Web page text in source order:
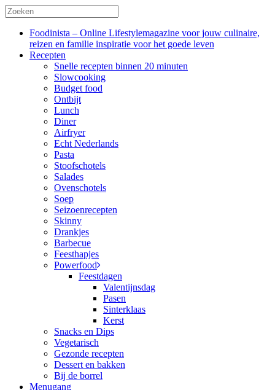
Foodinista – Online Lifestylemagazine voor jouw culinaire,
reizen en familie inspiratie voor het goede leven
Recepten
Snelle recepten binnen 20 minuten
Slowcooking
Budget food
Ontbijt
Lunch
Diner
Airfryer
Echt Nederlands
Pasta
Stoofschotels
Salades
Ovenschotels
Soep
Seizoenrecepten
Skinny
Drankjes
Barbecue
Feesthapjes
Powerfood
Feestdagen
Valentijnsdag
Pasen
Sinterklaas
Kerst
Snacks en Dips
Vegetarisch
Gezonde recepten
Dessert en bakken
Bij de borrel
Menugang